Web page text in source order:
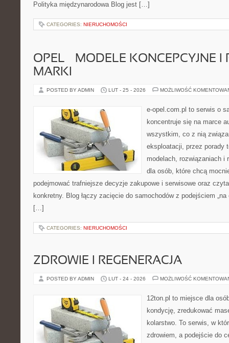
Polityka międzynarodowa Blog jest […]
CATEGORIES: NIERUCHOMOŚCI
OPEL – MODELE KONCEPCYJNE I
MARKI
POSTED BY ADMIN LUT - 25 - 2026 MOŻLIWOŚĆ
e-opel.com.pl to serwis o
koncentruje się na marce
wszystkim, co z nią
eksploatacji, przez porady
modelach, rozwiązaniach i
dla osób, które chcą
podejmować trafniejsze decyzje zakupowe i serwisowe oraz
konkretny. Blog łączy zacięcie do samochodów z podejściem
[…]
CATEGORIES: NIERUCHOMOŚCI
ZDROWIE I REGENERACJA
POSTED BY ADMIN LUT - 24 - 2026 MOŻLIWOŚĆ
12ton.pl to miejsce dla
kondycję, zredukować
kolarstwo. To serwis, w
zdrowiem, a podejście do